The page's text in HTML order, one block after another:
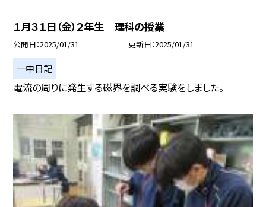
１月３１日（金）２年生 理科の授業
公開日 2025/01/31 更新日 2025/01/31
一中日記
電流の周りに発生する磁界を調べる実験をしました。